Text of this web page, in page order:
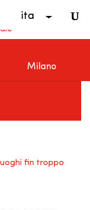
ita
Milano